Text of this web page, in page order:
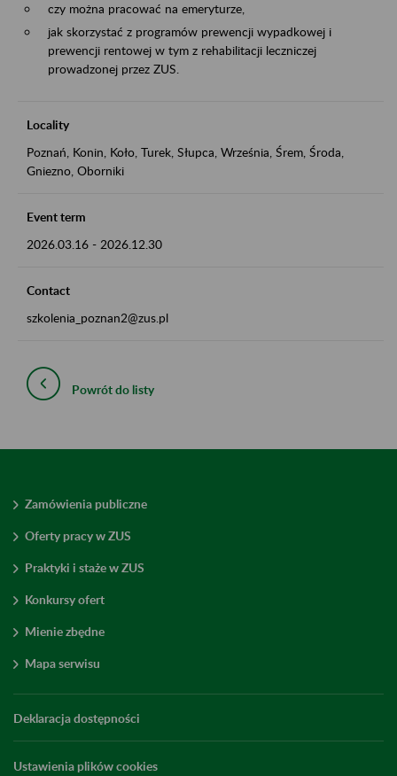
czy można pracować na emeryturze,
jak skorzystać z programów prewencji wypadkowej i
prewencji rentowej w tym z rehabilitacji leczniczej
prowadzonej przez ZUS.
Locality
Poznań, Konin, Koło, Turek, Słupca, Września, Śrem, Środa,
Gniezno, Oborniki
Event term
2026.03.16 - 2026.12.30
Contact
szkolenia_poznan2@zus.pl
Powrót do listy
Zamówienia publiczne
Oferty pracy w ZUS
Praktyki i staże w ZUS
Konkursy ofert
Mienie zbędne
Mapa serwisu
Deklaracja dostępności
Ustawienia plików cookies